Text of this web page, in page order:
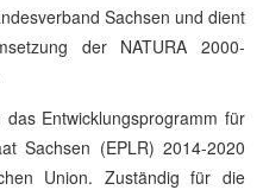
Sachsen und dient
der NATURA 2000-
Entwicklungsprogramm für
Sachsen (EPLR) 2014-2020
Union. Zuständig für die